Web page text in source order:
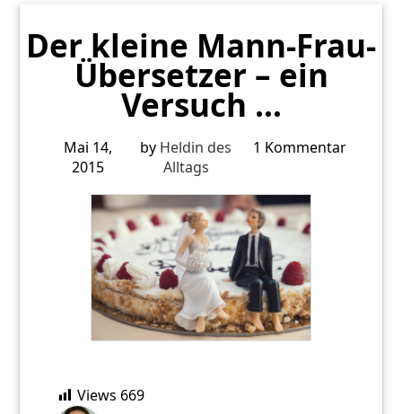
Der kleine Mann-Frau-
Übersetzer – ein
Versuch …
Mai 14,
2015
by Heldin des
Alltags
1 Kommentar
Views 669